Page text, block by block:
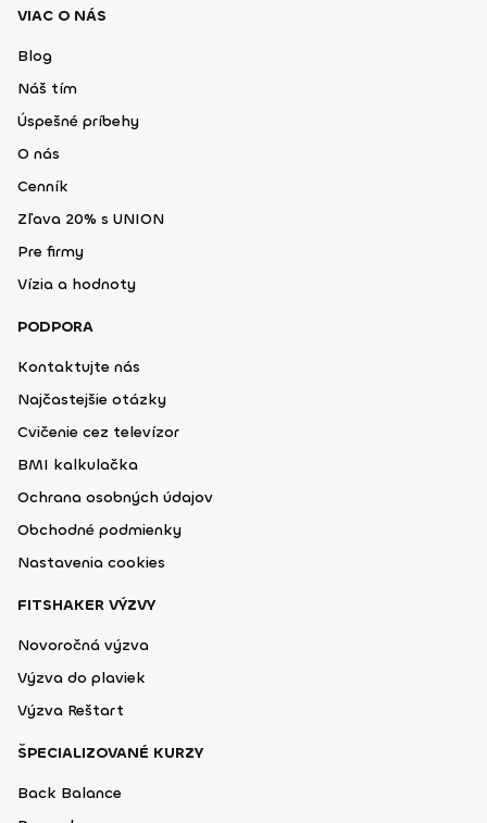
VIAC O NÁS
Blog
Náš tím
Úspešné príbehy
O nás
Cenník
Zľava 20% s UNION
Pre firmy
Vízia a hodnoty
PODPORA
Kontaktujte nás
Najčastejšie otázky
Cvičenie cez televízor
BMI kalkulačka
Ochrana osobných údajov
Obchodné podmienky
Nastavenia cookies
FITSHAKER VÝZVY
Novoročná výzva
Výzva do plaviek
Výzva Reštart
ŠPECIALIZOVANÉ KURZY
Back Balance